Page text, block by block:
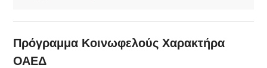
Πρόγραμμα Κοινωφελούς Χαρακτήρα
ΟΑΕΔ